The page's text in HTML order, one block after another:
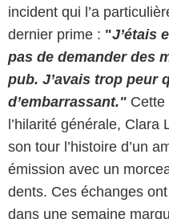
incident qui l’a
dernier prime : "J’étais
pas de demander des
pub. J’avais trop peur
d’embarrassant." Cette
l’hilarité générale,
son tour l’histoire d’un
émission avec un
dents. Ces échanges
dans une semaine